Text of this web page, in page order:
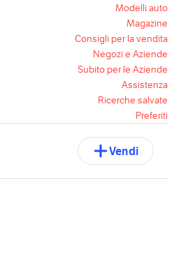
Modelli auto
Magazine
Consigli per la vendita
Negozi e Aziende
Subito per le Aziende
Assistenza
Ricerche salvate
Preferiti
Vendi